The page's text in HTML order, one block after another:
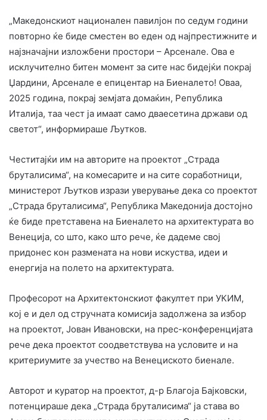
„Македонскиот национален павилјон по седум години
повторно ќе биде сместен во еден од најпрестижните и
најзначајни изложбени простори – Арсенале. Ова е
исклучително битен момент за сите нас бидејќи покрај
Џардини, Арсенале е епицентар на Биеналето! Оваа,
2025 година, покрај земјата домаќин, Република
Италија, таа чест ја имаат само дваесетина држави од
светот“, информираше Љутков.
Честитајќи им на авторите на проектот „Страда
бруталисима“, на комесарите и на сите соработници,
министерот Љутков изрази уверување дека со проектот
„Страда бруталисима“, Република Македонија достојно
ќе биде претставена на Биеналето на архитектурата во
Венеција, со што, како што рече, ќе дадеме свој
придонес кон размената на нови искуства, идеи и
енергија на полето на архитектурата.
Професорот на Архитектонскиот факултет при УКИМ,
кој е и дел од стручната комисија задолжена за избор
на проектот, Јован Ивановски, на прес-конференцијата
рече дека проектот соодветствува на условите и на
критериумите за учество на Венециското биенале.
Авторот и куратор на проектот, д-р Благоја Бајковски,
потенцираше дека „Страда бруталисима“ ја става во